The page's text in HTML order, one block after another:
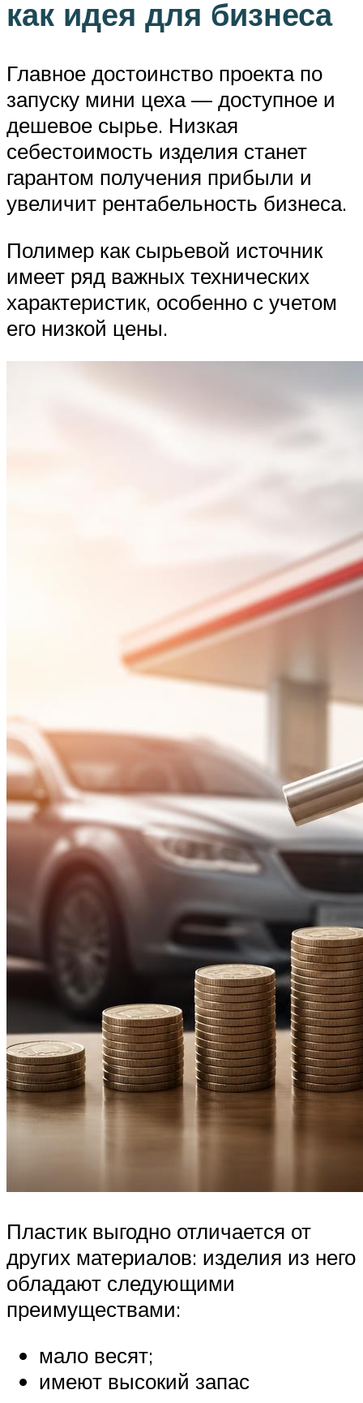
как идея для бизнеса
Главное достоинство проекта по
запуску мини цеха — доступное и
дешевое сырье. Низкая
себестоимость изделия станет
гарантом получения прибыли и
увеличит рентабельность бизнеса.
Полимер как сырьевой источник
имеет ряд важных технических
характеристик, особенно с учетом
его низкой цены.
Пластик выгодно отличается от
других материалов: изделия из него
обладают следующими
преимуществами:
мало весят;
имеют высокий запас